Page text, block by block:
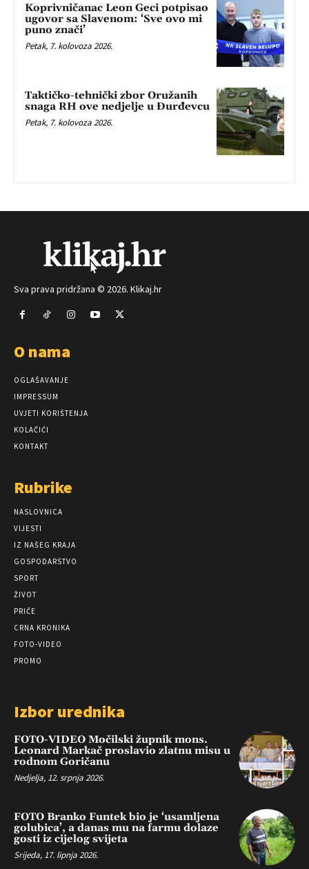
Koprivničanac Leon Geci potpisao
ugovor sa Slavenom: ‘Sve ovo mi
puno znači’
Petak, 7. kolovoza 2026.
Taktičko-tehnički zbor Oružanih
snaga RH ove nedjelje u Đurđevcu
Petak, 7. kolovoza 2026.
Sva prava pridržana © 2026. Klikaj.hr
O nama
OGLAŠAVANJE
IMPRESSUM
UVJETI KORIŠTENJA
KOLAČIĆI
KONTAKT
Rubrike
NASLOVNICA
VIJESTI
IZ NAŠEG KRAJA
GOSPODARSTVO
SPORT
ŽIVOT
PRIČE
CRNA KRONIKA
FOTO-VIDEO
PROMO
Izbor urednika
FOTO-VIDEO Močilski župnik mons.
Leonard Markač proslavio zlatnu misu u
rodnom Goričanu
Nedjelja, 12. srpnja 2026.
FOTO Branko Funtek bio je ‘usamljena
golubica’, a danas mu na farmu dolaze
gosti iz cijelog svijeta
Srijeda, 17. lipnja 2026.